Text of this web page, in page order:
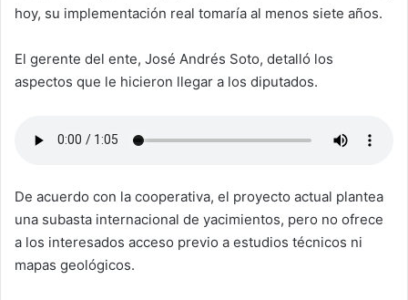
hoy, su implementación real tomaría al menos siete años.
El gerente del ente, José Andrés Soto, detalló los
aspectos que le hicieron llegar a los diputados.
De acuerdo con la cooperativa, el proyecto actual plantea
una subasta internacional de yacimientos, pero no ofrece
a los interesados acceso previo a estudios técnicos ni
mapas geológicos.